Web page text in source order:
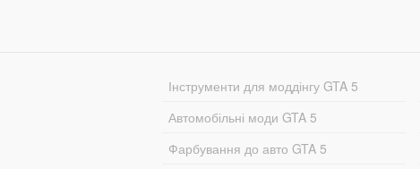
Інструменти для моддінгу GTA 5
Автомобільні моди GTA 5
Фарбування до авто GTA 5